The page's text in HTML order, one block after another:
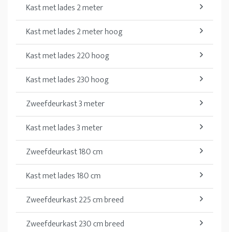
Kast met lades 2 meter
Kast met lades 2 meter hoog
Kast met lades 220 hoog
Kast met lades 230 hoog
Zweefdeurkast 3 meter
Kast met lades 3 meter
Zweefdeurkast 180 cm
Kast met lades 180 cm
Zweefdeurkast 225 cm breed
Zweefdeurkast 230 cm breed